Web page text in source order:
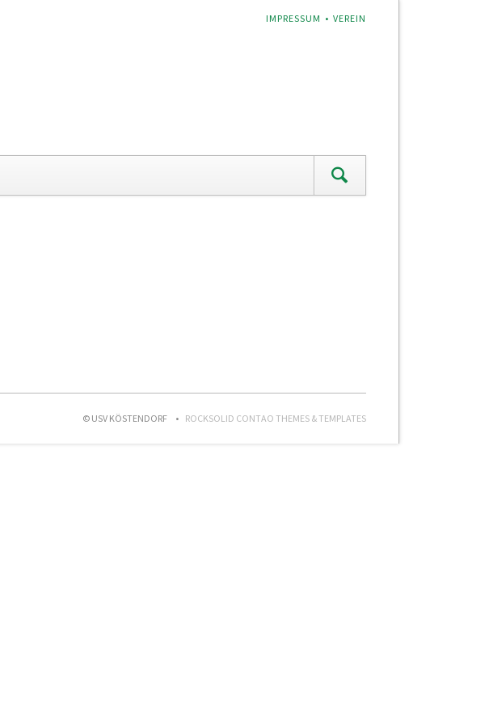
NAVIGATION
IMPRESSUM VEREIN
überspringen
© USV KÖSTENDORF ROCKSOLID CONTAO THEMES & TEMPLATES